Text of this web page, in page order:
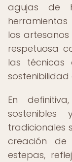
agujas de
los
respetuosa
las técnicas
En
tradicionales
creación
estepas,